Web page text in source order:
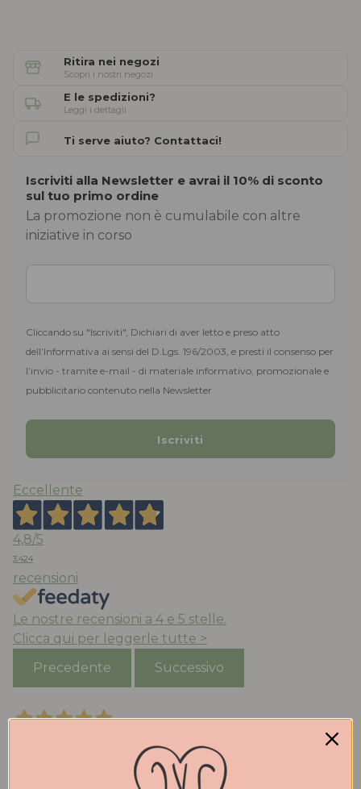
Ritira nei negozi
Scopri i nostri negozi
E le spedizioni?
Leggi i dettagli
Ti serve aiuto? Contattaci!
Iscriviti alla Newsletter e avrai il 10% di sconto
sul tuo primo ordine
La promozione non è cumulabile con altre
iniziative in corso
Cliccando su "Iscriviti", Dichiari di aver letto e preso atto
dell’Informativa ai sensi del D.Lgs. 196/2003, e presti il consenso per
l’invio - tramite e-mail - di materiale informativo, promozionale e
pubblicitario contenuto nella Newsletter
Eccellente
4,8/5
3.424
recensioni
Le nostre recensioni a 4 e 5 stelle.
Clicca qui per leggerle tutte >
Precedente
Successivo
Acquistato ballerine ‘mucca’ molto belle e comode ,
la taglia è quella che porto abitualmente, consegna